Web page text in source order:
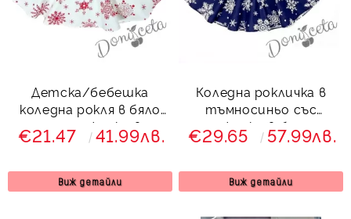
Детска/бебешка
коледна рокля в бяло
със снежинки в
червено
€21.47 41.99лв.
Виж детайли
Коледна рокличка в
тъмносиньо със
снежинки в бяло с
пухкаво болеро в бяло
€29.65 57.99лв.
Виж детайли